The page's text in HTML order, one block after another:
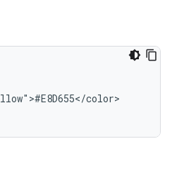
color>